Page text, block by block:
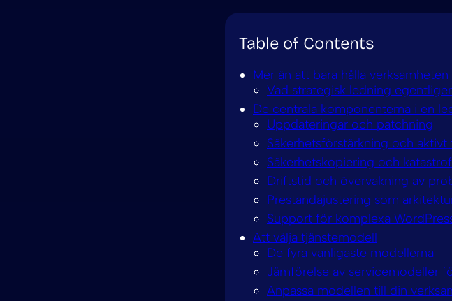
Table of Contents
Mer än att bara hålla
Vad strategisk ledning
De centrala komponenterna i en
Uppdateringar och patchning
Säkerhetsförstärkning och aktivt
Säkerhetskopiering och
Driftstid och övervakning av
Prestandajustering som
Support för komplexa
Att välja tjänstemodell
De fyra vanligaste modellerna
Jämförelse av servicemodeller
Anpassa modellen till din